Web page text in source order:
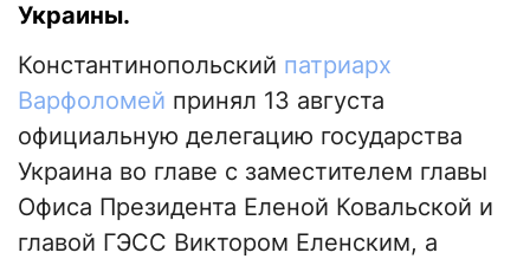
Украины.
Константинопольский патриарх
Варфоломей принял 13 августа
официальную делегацию государства
Украина во главе с заместителем главы
Офиса Президента Еленой Ковальской и
главой ГЭСС Виктором Еленским, а